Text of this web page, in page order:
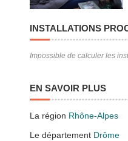
INSTALLATIONS
Impossible de calculer les
EN SAVOIR PLUS
La région Rhône-Alpes
Le département Drôme